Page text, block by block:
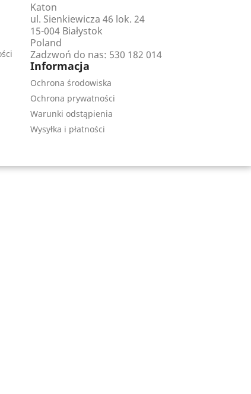
Katon
ul. Sienkiewicza 46 lok. 24
15-004 Białystok
Poland
Zadzwoń do nas: 530 182 014
Informacja
Ochrona środowiska
Ochrona prywatności
Warunki odstąpienia
Wysyłka i płatności